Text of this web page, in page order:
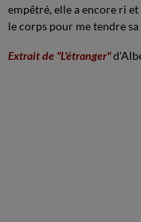
empêtré, elle a encore ri
le corps pour me tendre sa
Extrait de "L'étranger"